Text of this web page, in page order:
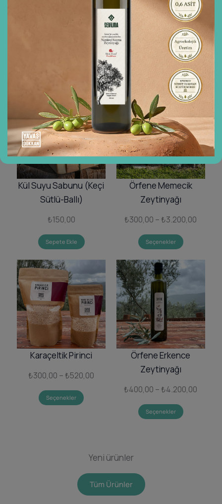
Kül Suyu Sabunu
(Defne Yağlı)
150,00
Sepete Ekle
Kül Suyu Sabunu (Keçi
Sütlü-Ballı)
₺150,00
Sepete Ekle
Örfene Memecik
Zeytinyağı
₺300,00 – ₺3.200,00
–
Seçenekler
Karaçeltik Pirinci
₺300,00 – ₺520,00
Seçenekler
Örfene Erkence
Zeytinyağı
₺400,00 – ₺4.200,00
Seçenekler
Yeni ürünler
Tüm Ürünler